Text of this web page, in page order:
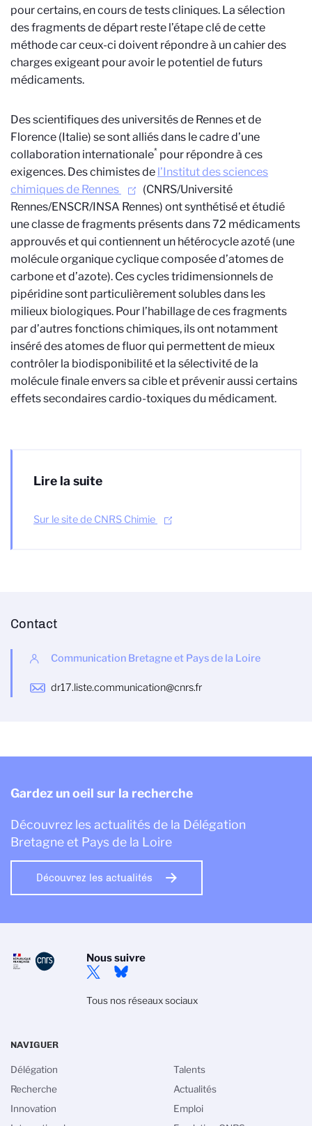
pour certains, en cours de tests cliniques. La sélection
des fragments de départ reste l’étape clé de cette
méthode car ceux-ci doivent répondre à un cahier des
charges exigeant pour avoir le potentiel de futurs
médicaments.
Des scientifiques des universités de Rennes et de
Florence (Italie) se sont alliés dans le cadre d’une
collaboration internationale* pour répondre à ces
exigences. Des chimistes de l’Institut des sciences
chimiques de Rennes
(CNRS/Université
Rennes/ENSCR/INSA Rennes) ont synthétisé et étudié
une classe de fragments présents dans 72 médicaments
approuvés et qui contiennent un hétérocycle azoté (une
molécule organique cyclique composée d’atomes de
carbone et d’azote). Ces cycles tridimensionnels de
pipéridine sont particulièrement solubles dans les
milieux biologiques. Pour l’habillage de ces fragments
par d’autres fonctions chimiques, ils ont notamment
inséré des atomes de fluor qui permettent de mieux
contrôler la biodisponibilité et la sélectivité de la
molécule finale envers sa cible et prévenir aussi certains
effets secondaires cardio-toxiques du médicament.
Lire la suite
Sur le site de CNRS Chimie
Contact
Communication Bretagne et Pays de la Loire
dr17.liste.communication@cnrs.fr
Gardez un oeil sur la recherche
Découvrez les actualités de la Délégation
Bretagne et Pays de la Loire
Découvrez les actualités
Nous suivre
Tous nos réseaux sociaux
NAVIGUER
Délégation
Recherche
Innovation
Talents
Actualités
Emploi